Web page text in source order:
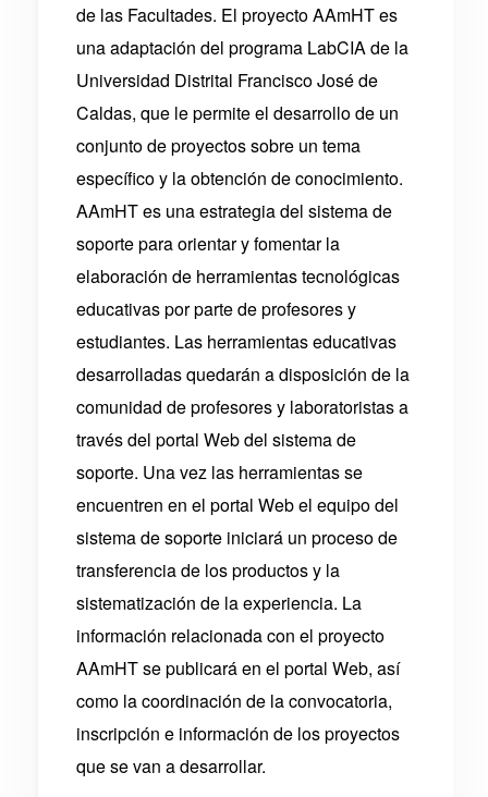
de las Facultades. El proyecto AAmHT es
una adaptación del programa LabCIAde la
Universidad Distrital Francisco José de
Caldas, que le permite el desarrollo de un
conjunto de proyectos sobre un tema
específico y la obtención de conocimiento.
AAmHT es una estrategia del sistema de
soporte para orientar y fomentar la
elaboración de herramientas tecnológicas
educativas por parte de profesores y
estudiantes. Las herramientas educativas
desarrolladas quedarán a disposición de la
comunidad de profesores y laboratoristas a
través del portal Web del sistema de
soporte. Una vez las herramientas se
encuentren en el portal Web el equipo del
sistema de soporte iniciará un proceso de
transferencia de los productos y la
sistematización de la experiencia. La
información relacionada con el proyecto
AAmHT se publicará en el portal Web, así
como la coordinación de la convocatoria,
inscripción e información de los proyectos
que se van a desarrollar.